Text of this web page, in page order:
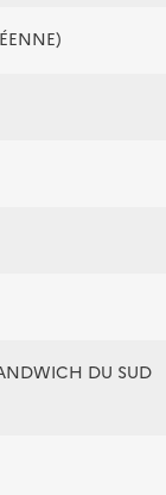
DU SUD